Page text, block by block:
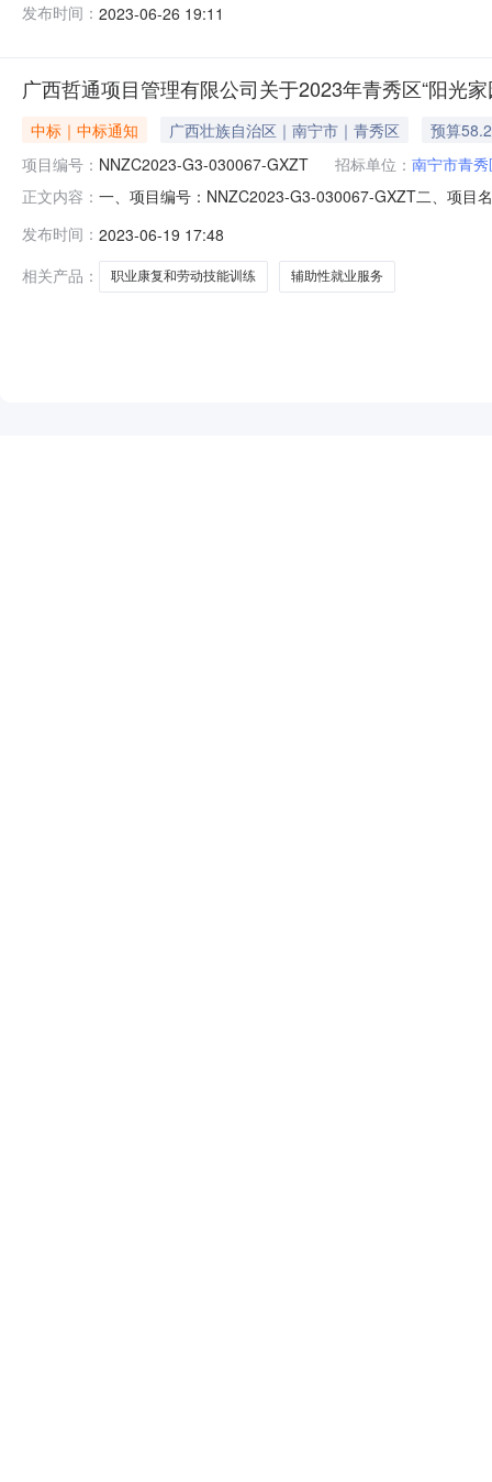
南宁市江南区同乐大道50号17号厂房联系方式：
发布时间： 2023-06-26 19:11
广西哲通项目管理有限公司关于2023年青秀区“阳光
中标｜中标通知 广西壮族自治区｜南宁市｜青秀区
预算
项目编号： NNZC2023-G3-030067-GXZT 招标单位： 南宁市青
正文内容： 一、项目编号：NNZC2023-G3-030067-GXZT二、项目
信息：序号标项名称标的名称服务范围服务要求服务时
发布时间： 2023-06-19 17:48
相关产品：
职业康复和劳动技能训练 辅助性就业服务